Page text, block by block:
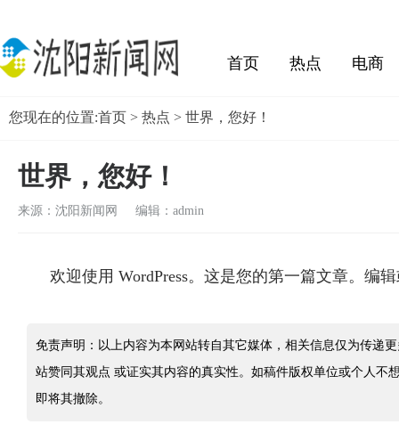
首页 热点 电商
生活
您现在的位置:首页 > 热点 > 世界，您好！
世界，您好！
来源：沈阳新闻网 编辑：admin
欢迎使用 WordPress。这是您的第一篇文章。编
免责声明：以上内容为本网站转自其它媒体，相关信息仅为传递
站赞同其观点 或证实其内容的真实性。如稿件版权单位或个人不
即将其撤除。